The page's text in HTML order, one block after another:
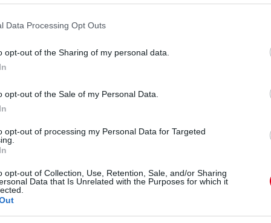
Data Processing Opt Outs
opt-out of the Sharing of my personal data.
opt-out of the Sale of my Personal Data.
opt-out of processing my Personal Data for Targeted
opt-out of Collection, Use, Retention, Sale, and/or Sharing
Data that Is Unrelated with the Purposes for which it
biztos, hogy több kell egy ilyenhez, mint
az Audi azt mondja, hogy ez nem túl